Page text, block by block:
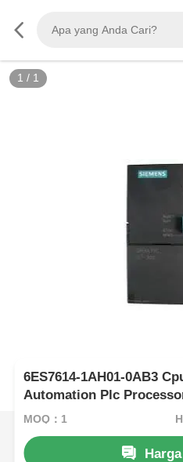
1 / 1
6ES7614-1AH01-0AB3
Automation Plc
MOQ：1